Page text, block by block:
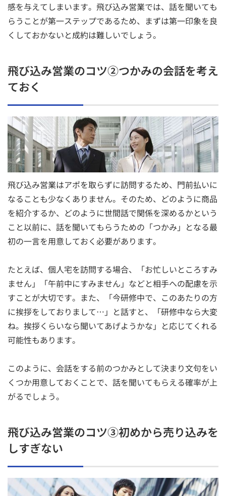
感を与えてしまいます。飛び込み営業では、話を聞いても
らうことが第一ステップであるため、まずは第一印象を良
くしておかないと成約は難しいでしょう。
飛び込み営業のコツ②つかみの会話を考え
ておく
飛び込み営業はアポを取らずに訪問するため、門前払いに
なることも少なくありません。そのため、どのように商品
を紹介するか、どのように世間話で関係を深めるかという
こと以前に、話を聞いてもらうための「つかみ」となる最
初の一言を用意しておく必要があります。
たとえば、個人宅を訪問する場合、「お忙しいところすみ
ません」「午前中にすみません」などと相手への配慮を示
すことが大切です。また、「今研修中で、このあたりの方
に挨拶をしておりまして…」と話すと、「研修中なら大変
ね。挨拶くらいなら聞いてあげようかな」と応じてくれる
可能性もあります。
このように、会話をする前のつかみとして決まり文句をい
くつか用意しておくことで、話を聞いてもらえる確率が上
がるでしょう。
飛び込み営業のコツ③初めから売り込みを
しすぎない